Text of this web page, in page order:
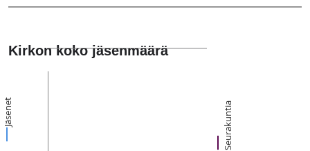
Kirkon koko jäsenmäärä
Jäsenet Seurakuntia